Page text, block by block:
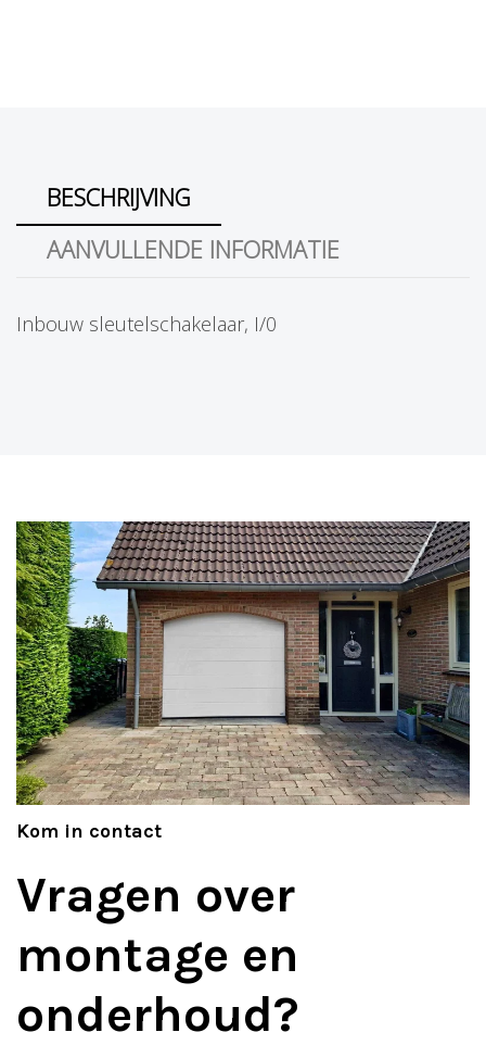
BESCHRIJVING
AANVULLENDE INFORMATIE
Inbouw sleutelschakelaar, I/0
Kom in contact
Vragen over
montage en
onderhoud?